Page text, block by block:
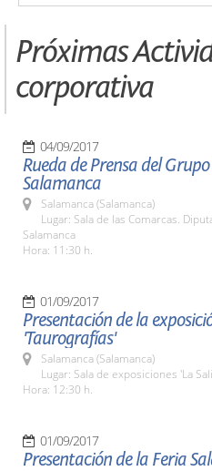
Próximas
corporativa
04/09/2017
Rueda de Prensa del
Salamanca
Salamanca (Salamanca)
Lugar: Sala de las Comarcas.
Salamanca
Hora: 11:30 h.
01/09/2017
Presentación de la
'Taurografías'
Salamanca (Salamanca)
Lugar: Sala de exposiciones 'La
Hora: 12:30 h.
01/09/2017
Presentación de la Feria